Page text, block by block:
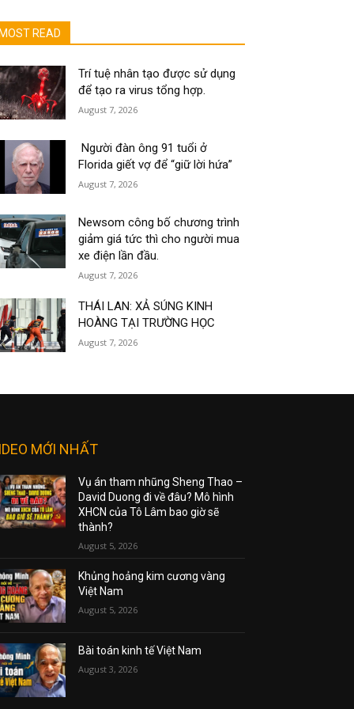
MOST READ
Trí tuệ nhân tạo được sử dụng
để tạo ra virus tổng hợp.
August 7, 2026
Người đàn ông 91 tuổi ở
Florida giết vợ để “giữ lời hứa”
August 7, 2026
Newsom công bố chương trình
giảm giá tức thì cho người mua
xe điện lần đầu.
August 7, 2026
THÁI LAN: XẢ SÚNG KINH
HOÀNG TẠI TRƯỜNG HỌC
August 7, 2026
MỚI NHẤT
Vụ án tham nhũng Sheng Thao –
David Duong đi về đâu? Mô hình
XHCN của Tô Lâm bao giờ sẽ
thành?
August 5, 2026
Khủng hoảng kim cương vàng
Việt Nam
August 5, 2026
Bài toán kinh tế Việt Nam
August 3, 2026